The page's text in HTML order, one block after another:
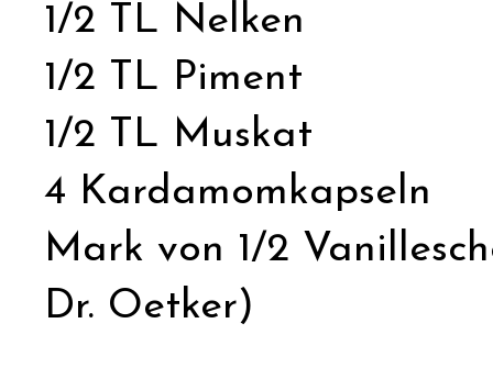
1/2 TL Nelken
1/2 TL Piment
1/2 TL Muskat
4 Kardamomkapseln
Mark von 1/2
Dr. Oetker)